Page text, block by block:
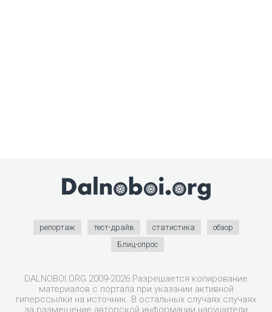
репортаж тест-драйв статистика
обзор
Блиц-опрос
DALNOBOI.ORG 2009-2026 Разрешается копирование
материалов с портала при указании активной
гиперссылки на источник. В остальных случаях случаях
за размещение авторской информации нарушители